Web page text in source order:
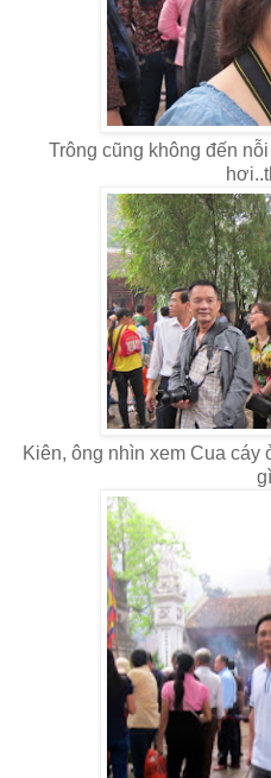
Trông cũng không đến
Kiên, ông nhìn xem Cua cáy